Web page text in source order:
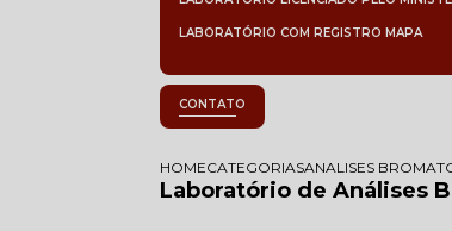
LABORATÓRIO COM REGISTRO MAPA
CONTATO
HOMECATEGORIASANALISES
Laboratório de Análises